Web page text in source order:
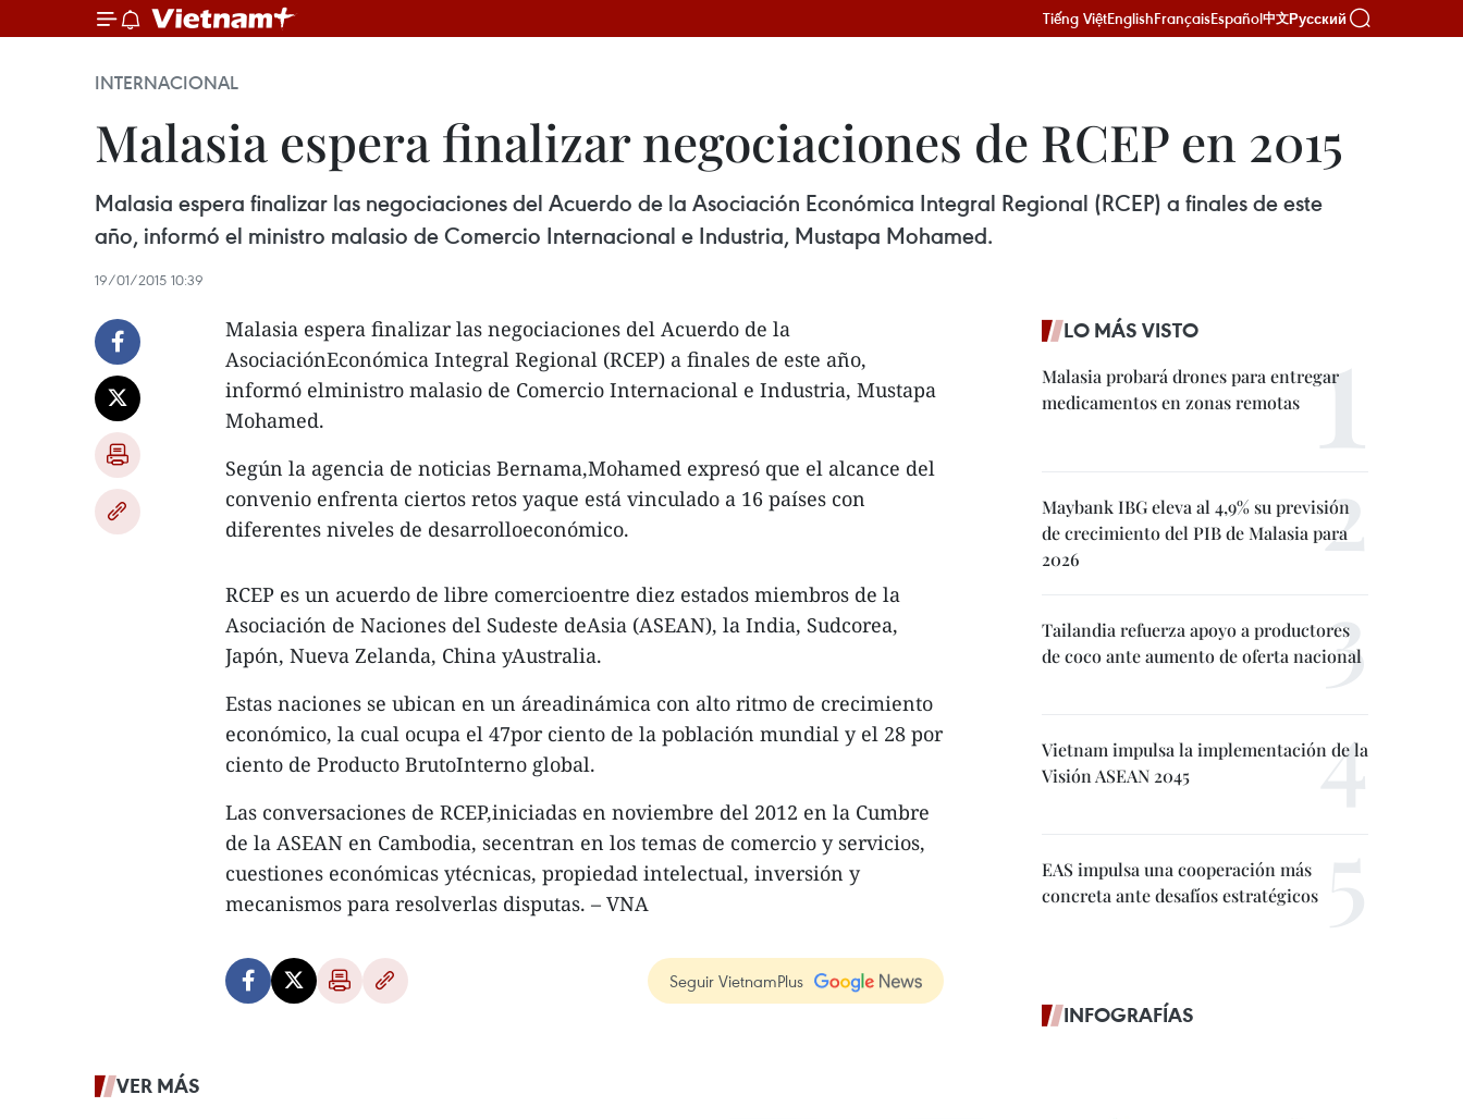
Tiếng ViệtEnglishFrançaisEspañol中文Русский
INTERNACIONAL
Malasia espera finalizar negociaciones de RCEP en 2015
Malasia espera finalizar las negociaciones del Acuerdo de la Asociación Económica Integral Regional (RCEP) a finales de este
año, informó el ministro malasio de Comercio Internacional e Industria, Mustapa Mohamed.
19/01/2015 10:39
Malasia espera finalizar las negociaciones del Acuerdo de la
AsociaciónEconómica Integral Regional (RCEP) a finales de este año,
informó elministro malasio de Comercio Internacional e Industria, Mustapa
Mohamed.
Según la agencia de noticias Bernama,Mohamed expresó que el alcance del
convenio enfrenta ciertos retos yaque está vinculado a 16 países con
diferentes niveles de desarrolloeconómico.
RCEP es un acuerdo de libre comercioentre diez estados miembros de la
Asociación de Naciones del Sudeste deAsia (ASEAN), la India, Sudcorea,
Japón, Nueva Zelanda, China yAustralia.
Estas naciones se ubican en un áreadinámica con alto ritmo de crecimiento
económico, la cual ocupa el 47por ciento de la población mundial y el 28 por
ciento de Producto BrutoInterno global.
Las conversaciones de RCEP,iniciadas en noviembre del 2012 en la Cumbre
de la ASEAN en Cambodia, secentran en los temas de comercio y servicios,
cuestiones económicas ytécnicas, propiedad intelectual, inversión y
mecanismos para resolverlas disputas. – VNA
Seguir VietnamPlus
VER MÁS
LO MÁS VISTO
Malasia probará drones para entregar
medicamentos en zonas remotas
Maybank IBG eleva al 4,9% su previsión
de crecimiento del PIB de Malasia para
2026
Tailandia refuerza apoyo a productores
de coco ante aumento de oferta nacional
Vietnam impulsa la implementación de la
Visión ASEAN 2045
EAS impulsa una cooperación más
concreta ante desafíos estratégicos
INFOGRAFÍAS